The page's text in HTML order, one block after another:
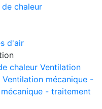
chaleur
d'air
chaleur Ventilation
Ventilation mécanique -
- traitement